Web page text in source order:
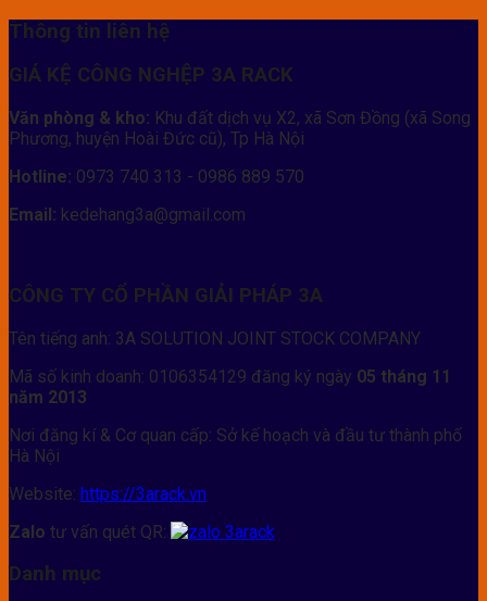
Thông tin liên hệ
GIÁ KỆ CÔNG NGHỆP 3A RACK
Văn phòng & kho: Khu đất dịch vụ X2, xã Sơn Đồng (xã Song
Phương, huyện Hoài Đức cũ), Tp Hà Nội
Hotline: 0973 740 313 - 0986 889 570
Email: kedehang3a@gmail.com
CÔNG TY CỔ PHẦN GIẢI PHÁP 3A
Tên tiếng anh: 3A SOLUTION JOINT STOCK COMPANY
Mã số kinh doanh: 0106354129 đăng ký ngày 05 tháng 11
năm 2013
Nơi đăng kí & Cơ quan cấp: Sở kế hoạch và đầu tư thành phố
Hà Nội
Website: https://3arack.vn
Zalo tư vấn quét QR:
Danh mục